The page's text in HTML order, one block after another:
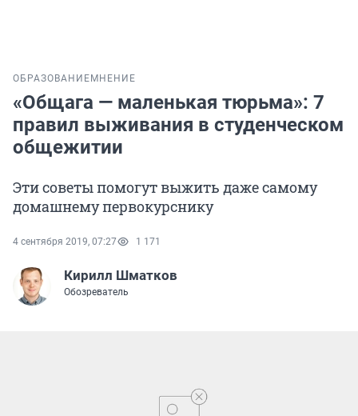
ОБРАЗОВАНИЕ МНЕНИЕ
«Общага — маленькая тюрьма»: 7
правил выживания в студенческом
общежитии
Эти советы помогут выжить даже самому
домашнему первокурснику
4 сентября 2019, 07:27 1 171
Кирилл Шматков
Обозреватель